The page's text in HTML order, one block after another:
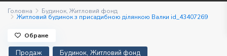
Головна Будинок, Житловий фонд
Житловий будинок з присадибною ділянкою Валки id_43407269
Продаж Будинок, Житловий фонд
Обране